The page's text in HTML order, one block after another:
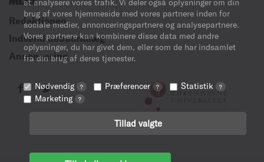
at analysere vores trafik. Vi deler også oplysninger om din
brug af vores hjemmeside med vores partnere inden for
sociale medier, annonceringspartnere og analysepartnere.
Vores partnere kan kombinere disse data med andre
oplysninger, du har givet dem, eller som de har indsamlet
fra din brug af deres tjenester.
Nødvendig ? Præferencer ? Statistik ?
Marketing ?
Tillad valgte
MERE
Redaktionen
Indsend debatindlæg
Annoncering